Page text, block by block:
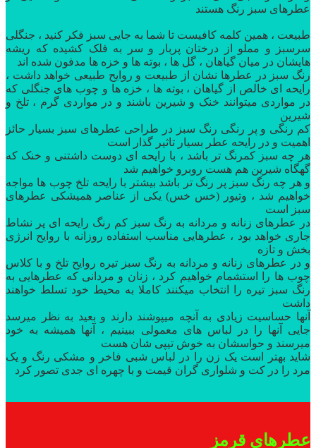
عطرهای سبز رنگ هستند
طبیعت ، همین کلمه کافیست تا شما به جایی سبز فکر کنید ، جنگلی
سرسبز و مملو از درختان پربار و سر به فلک‌ کشیده که ریشه
هایشان در میان گیاهان ، گل ها ، بوته ها و خزه ها مدفون شده اند
‌‌‌‌رنگ سبز در عطرها نشان از طبیعت و‌ روایح طبیعی خواهد داشت ،
رایحه ای خالص از گیاهان ، بوته ها ، خزه ها و چوب های جنگلی که
در مواردی‌ میتوانند خنک و شیرین‌ باشند و‌ در مواردی گرم ، تلخ و
شیرین
‌‌‌‌کم رنگی و پر رنگی رنگ سبز در طراحی عطرهای سبز بسیار حائز
اهمیت و در رایحه عطر بسیار تاثیر گذار است
‌‌‌‌هر چه سبز کمرنگ تر باشد ، با رایحه ای دوست داشتنی و خنک که
گهگاه شیرین هم هست روبرو خواهیم‌ شد
‌‌‌‌و هر چه رنگ سبز پر رنگ‌ تر باشد بیشتر با رایحه تلخ چوب ها مواجه
خواهیم شد ، وتیور (خس خس) یکی از عناصر همیشکی عطرهای
سبز است
‌‌‌در عطرهای زنانه و‌ مردانه به رنگ سبز کم رنگ رایحه ای پر نشاط
جاری خواهد بود ، عطرهایی مناسب استفاده روزانه با روایح انرژی
بخش و تازه
‌‌و در عطرهای زنانه و مردانه به رنگ سبز تیره روایح تلخ و با کلاس
چوب ها را استشمام خواهیم کرد ، زنان و مردانی که عطرهایی به
رنگ سبز تیره را انتخاب میکنند کاملا به محیط خود تسلط خواهند
داشت
‌‌آنها حساسیت زیادی به آنچه میپوشند دارند و‌ بعید به نظر میرسد
جایی آنها را در لباس های معمولی ببینیم ، آنها همیشه به خود
میرسند و حواسشان به خوش تیپی شان هست
‌‌‌‌شاید بهتر است یک زن را در لباس شبی فاخر و‌ مشکی رنگ و یک
مرد را در کت و شلواری گران قیمت و با چهره ای جدی تصور کرد
عطرهای قرمز